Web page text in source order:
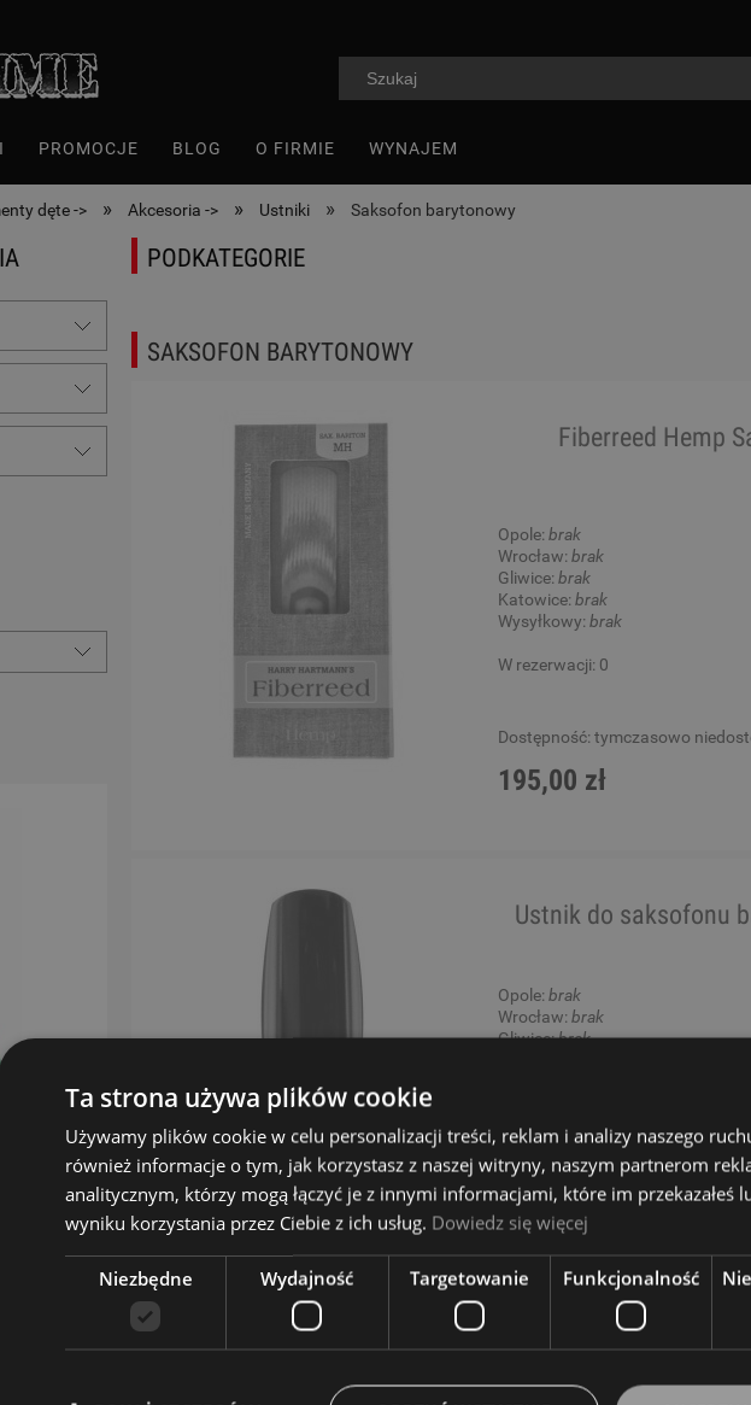
PROMOCJE BLOG O FIRMIE WYNAJEM
dęte -> » Akcesoria -> » Ustniki » Saksofon barytonowy
LB Magadi M14E Kalimba
219,00 zł
Cena regularna:279,00 zł
Najniższa cena:279,00 zł
DO KOSZYKA
Gitara Klasyczna 4/4 -
Protege C1 Matiz Classic
930,00 zł
Cena regularna:1 089,00 zł
Najniższa cena:1 089,00 zł
DO KOSZYKA
PODKATEGORIE
SAKSOFON BARYTONOWY
Fiberreed Hemp
Opole:brak
Wrocław:brak
Gliwice:brak
Katowice:brak
Wysyłkowy:brak
W rezerwacji: 0
Dostępność: tymczasowo
195,00 zł
Ustnik do saksofonu
Opole:brak
Wrocław:brak
Gliwice:brak
W rezerwacji: 0
Dostępność: tymczasowo
899,00 zł
Ustnik do
Ta strona używa plików cookie
Używamy plików cookie w celu personalizacji treści, reklam i analizy naszego
również informacje o tym, jak korzystasz z naszej witryny, naszym partnerom
analitycznym, którzy mogą łączyć je z innymi informacjami, które im przekazałeś
wyniku korzystania przez Ciebie z ich usług. Dowiedz się więcej
Niezbędne Wydajność Targetowanie Funkcjonalność